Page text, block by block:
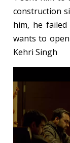
construction
him, he
wants to
Kehri Singh